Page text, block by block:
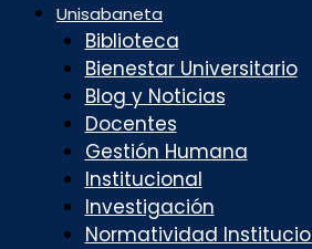
Unisabaneta
Biblioteca
Bienestar Universitario
Blog y Noticias
Docentes
Gestión Humana
Institucional
Investigación
Normatividad